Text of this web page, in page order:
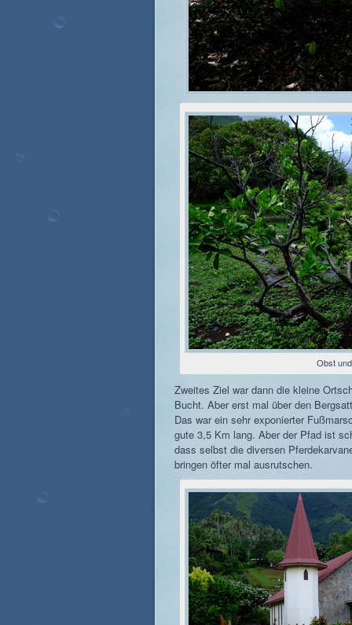
Obst
Zweites Ziel war dann die kleine
Bucht. Aber erst mal über den
Das war ein sehr exponierter
gute 3,5 Km lang. Aber der Pfad ist
dass selbst die diversen
bringen öfter mal ausrutschen.